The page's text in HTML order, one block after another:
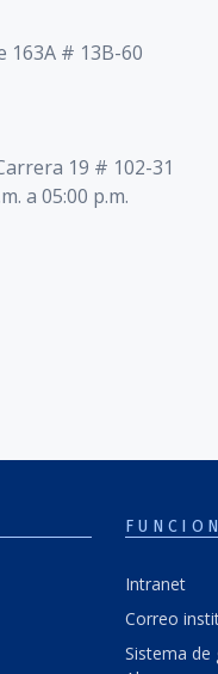
163A # 13B-60
19 # 102-31
a 05:00 p.m.
Intranet
Correo
Sistema de